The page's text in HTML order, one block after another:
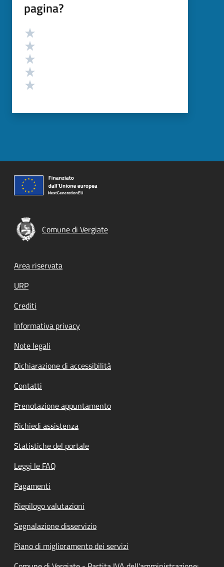
pagina?
Valutazione
Comune di Vergiate
Footer menu
Area riservata
URP
Crediti
Informativa privacy
Note legali
Dichiarazione di accessibilità
Contatti
Prenotazione appuntamento
Richiedi assistenza
Statistiche del portale
Leggi le FAQ
Pagamenti
Riepilogo valutazioni
Segnalazione disservizio
Piano di miglioramento dei servizi